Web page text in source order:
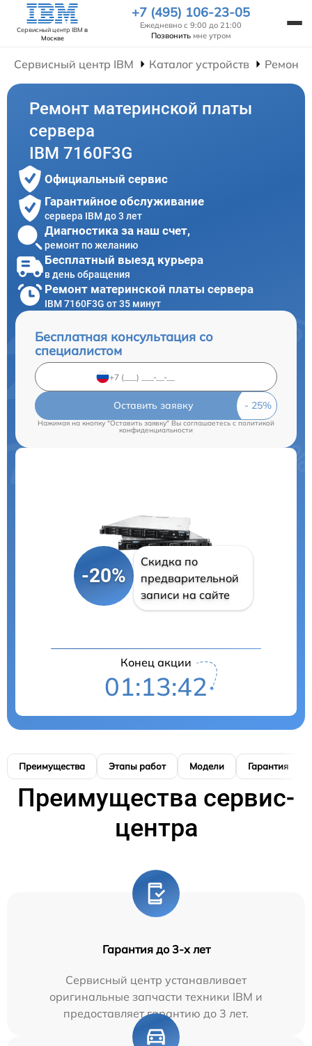
Сервисный центр IBM в
Москве
+7 (495) 106-23-05
Ежедневно с 9:00 до 21:00
Позвонить мне утром
Сервисный центр IBM Каталог устройств Ремонт
Ремонт материнской платы
сервера
IBM 7160F3G
Официальный сервис
Гарантийное обслуживание
сервера IBM до 3 лет
Диагностика за наш счет,
ремонт по желанию
Бесплатный выезд курьера
в день обращения
Ремонт материнской платы сервера
IBM 7160F3G от 35 минут
Бесплатная консультация со
специалистом
Оставить заявку
Нажимая на кнопку "Оставить заявку" Вы соглашаетесь c политикой
конфиденциальности
-20%
Скидка по
предварительной
записи на сайте
Конец акции
01:13:41
Преимущества Этапы работ Модели Гарантия
Преимущества сервис-
центра
Гарантия до 3-х лет
Сервисный центр устанавливает
оригинальные запчасти техники IBM и
предоставляет гарантию до 3 лет.